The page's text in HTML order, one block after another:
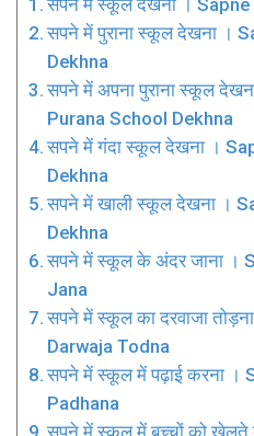
सपने में पुराना स्कूल देखना ।
Dekhna
सपने में अपना पुराना स्कूल
Purana School Dekhna
सपने में गंदा स्कूल देखना ।
Dekhna
सपने में खाली स्कूल देखना ।
Dekhna
सपने में स्कूल के अंदर जाना ।
Jana
सपने में स्कूल का दरवाजा
Darwaja Todna
सपने में स्कूल में पढ़ाई करना ।
Padhana
सपने में स्कूल में बच्चों को